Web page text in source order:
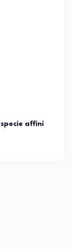
affini